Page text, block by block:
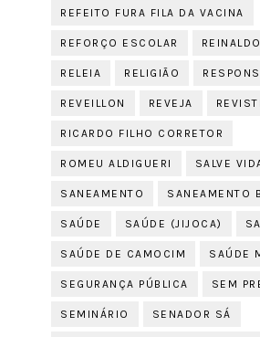
REFEITO FURA FILA DA VACINA
REFORÇO ESCOLAR
RELEIA RELIGIÃO
REVEILLON REVEJA
RICARDO FILHO CORRETOR
ROMEU ALDIGUERI SALVE
SANEAMENTO SANEAMENTO
SAÚDE SAÚDE (JIJOCA)
SAÚDE DE CAMOCIM SAÚDE
SEGURANÇA PÚBLICA SEM
SEMINÁRIO SENADOR SÁ